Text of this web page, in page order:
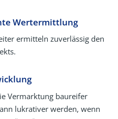
Wertermittlung
ermitteln zuverlässig den
Vermarktung baureifer
lukrativer werden, wenn